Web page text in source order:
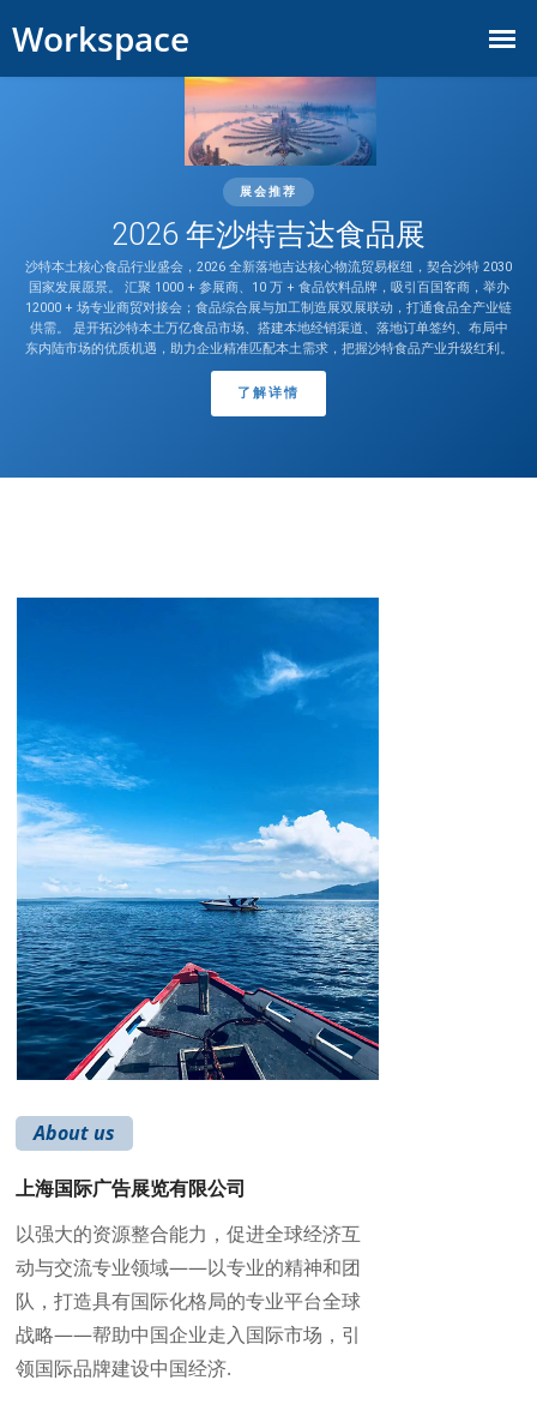
展会推荐
2026 年沙特吉达食品展
沙特本土核心食品行业盛会，2026 全新落地吉达核心物流贸易枢纽，契合沙特 2030
国家发展愿景。 汇聚 1000 + 参展商、10 万 + 食品饮料品牌，吸引百国客商，举办
12000 + 场专业商贸对接会；食品综合展与加工制造展双展联动，打通食品全产业链
供需。 是开拓沙特本土万亿食品市场、搭建本地经销渠道、落地订单签约、布局中
东内陆市场的优质机遇，助力企业精准匹配本土需求，把握沙特食品产业升级红利。
了解详情
About us
上海国际广告展览有限公司
以强大的资源整合能力，促进全球经济互
动与交流专业领域——以专业的精神和团
队，打造具有国际化格局的专业平台全球
战略——帮助中国企业走入国际市场，引
领国际品牌建设中国经济.